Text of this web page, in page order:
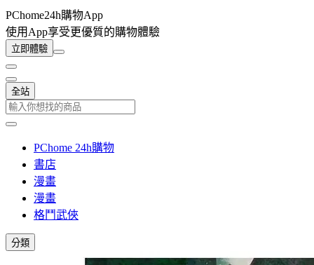
PChome24h購物App
使用App享受更優質的購物體驗
立即體驗
全站
PChome 24h購物
書店
漫畫
漫畫
格鬥武俠
分類